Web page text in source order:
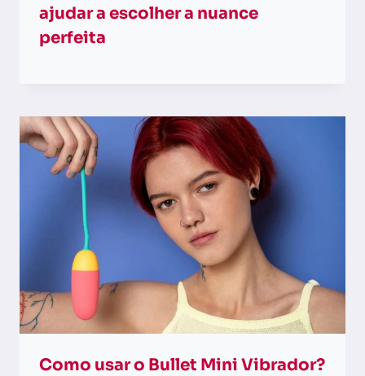
ajudar a escolher a nuance
perfeita
Como usar o Bullet Mini Vibrador?